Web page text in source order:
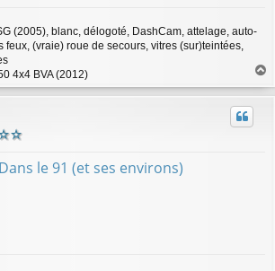
(2005), blanc, délogoté, DashCam, attelage, auto-
feux, (vraie) roue de secours, vitres (sur)teintées,
4x4 BVA (2012)
a
u
le 91 (et ses environs)